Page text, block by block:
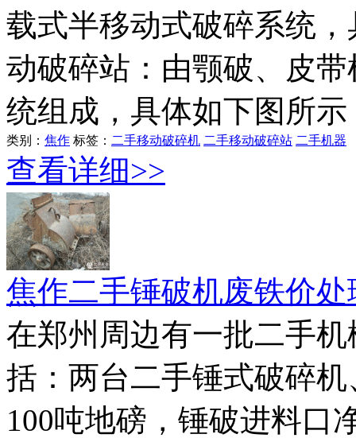
载式半移动式破碎系统
动破碎站：由颚破、皮
统组成，具体如下图所示
类别： 焦作 标签： 二手移动破碎机 二手移动破碎站 二手机器
查看详细>>
焦作二手锤破机废铁价处
在郑州周边有一批二手
括：两台二手锤式破碎
100吨地磅，锤破进料口